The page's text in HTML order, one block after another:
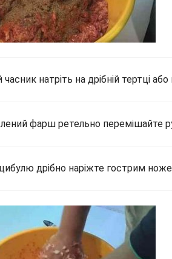
натріть на дрібній тертці
фарш ретельно перемішайте
дрібно наріжте гострим